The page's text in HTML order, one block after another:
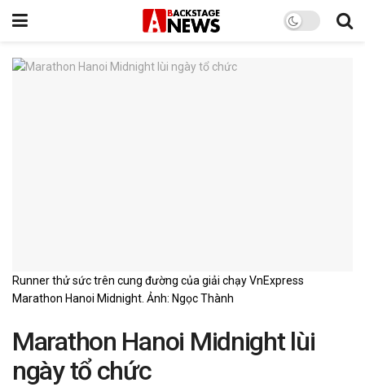
Runner thử sức trên cung đường của giải chạy VnExpress
Marathon Hanoi Midnight. Ảnh: Ngọc Thành
Marathon Hanoi Midnight lùi
ngày tổ chức